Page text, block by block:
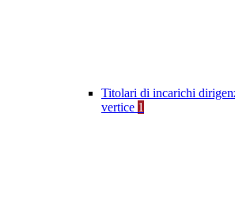
Titolari di incarichi
vertice 1